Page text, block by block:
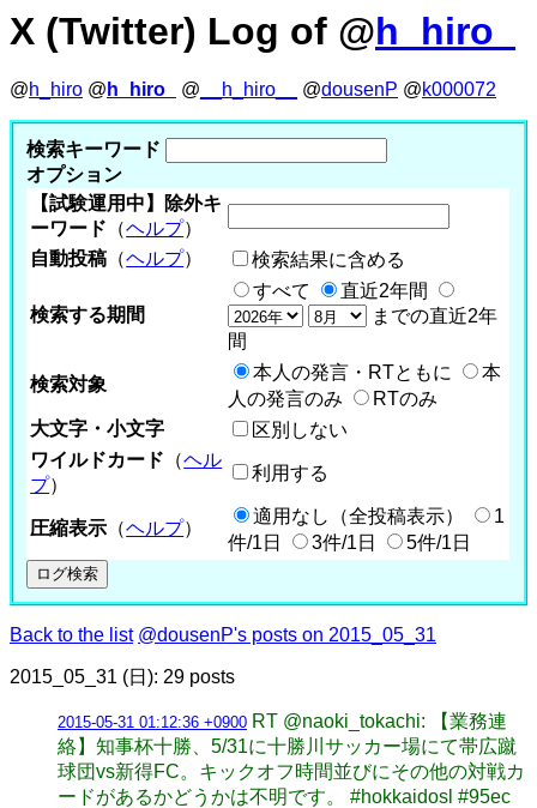
X (Twitter) Log of @h_hiro_
@h_hiro @ h_hiro_ @ __h_hiro__ @dousenP @k000072
検索キーワード
オプション
【試験運用中】除外キ
ーワード （ヘルプ）
自動投稿 （ヘルプ） 検索結果に含める
検索する期間
すべて
直近2年間
までの直近2年
間
検索対象
本人の発言・RTともに
本
人の発言のみ
RTのみ
大文字・小文字
区別しない
ワイルドカード （ヘル
プ）
利用する
圧縮表示 （ヘルプ）
適用なし（全投稿表示）
1
件/1日
3件/1日 5件/1日
Back to the list @dousenP's posts on 2015_05_31
2015_05_31 (日): 29 posts
2015-05-31 01:12:36 +0900 RT @naoki_tokachi: 【業務連
絡】知事杯十勝、5/31に十勝川サッカー場にて帯広蹴
球団vs新得FC。キックオフ時間並びにその他の対戦カ
ードがあるかどうかは不明です。 #hokkaidosl #95ec